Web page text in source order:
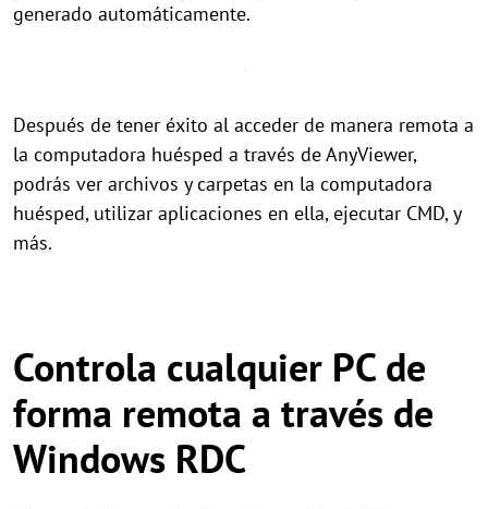
generado automáticamente.
Después de tener éxito al acceder de manera remota a
la computadora huésped a través de AnyViewer,
podrás ver archivos y carpetas en la computadora
huésped, utilizar aplicaciones en ella, ejecutar CMD, y
más.
Controla cualquier PC de
forma remota a través de
Windows RDC